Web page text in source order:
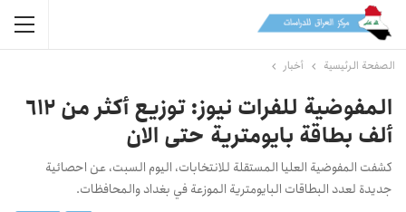
الصفحة الرئيسية أخبار
المفوضية للفرات نيوز: توزيع أكثر من 612
ألف بطاقة بايومترية حتى الان
كشفت المفوضية العليا المستقلة للانتخابات، اليوم السبت، عن احصائية
جديدة لعدد البطاقات البايومترية الموزعة في بغداد والمحافظات.